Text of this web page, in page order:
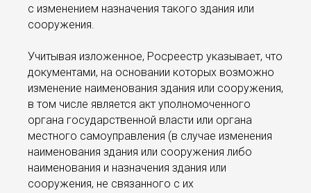
с изменением назначения такого здания или
сооружения.
Учитывая изложенное, Росреестр указывает, что
документами, на основании которых возможно
изменение наименования здания или сооружения,
в том числе является акт уполномоченного
органа государственной власти или органа
местного самоуправления (в случае изменения
наименования здания или сооружения либо
наименования и назначения здания или
сооружения, не связанного с их